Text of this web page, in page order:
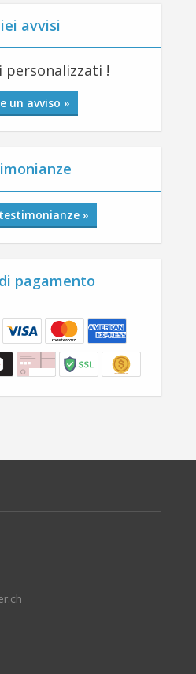
avvisi
personalizzati !
un avviso »
»
pagamento